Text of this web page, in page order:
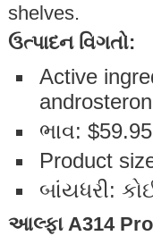
shelves.
ઉત્પાદન વિગતો:
Active
ભાવ:
Product
બાંયધરી:
આલ્ફા A314